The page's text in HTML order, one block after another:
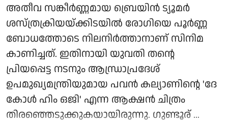
അതീവ സങ്കീര്‍ണ്ണമായ ബ്രെയിന്‍ ട്യൂമര്‍
ശസ്ത്രക്രിയയ്ക്കിടയില്‍ രോഗിയെ പൂര്‍ണ്ണ
ബോധത്തോടെ നിലനിര്‍ത്താനാണ് സിനിമ
കാണിച്ചത്. ഇതിനായി യുവതി തന്റെ
പ്രിയപ്പെട്ട നടനും ആന്ധ്രാപ്രദേശ്
ഉപമുഖ്യമന്ത്രിയുമായ പവന്‍ കല്യാണിന്റെ 'ദേ
കോള്‍ ഹിം ഒജി' എന്ന ആക്ഷന്‍ ചിത്രം
തിരഞ്ഞെടുക്കുകയായിരുന്നു. ഗുണ്ടൂര് ...